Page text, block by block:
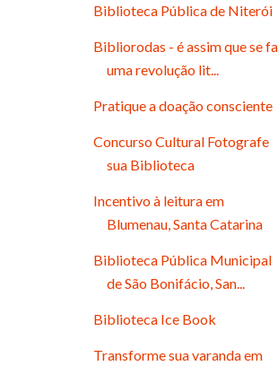
Biblioteca Pública de Niterói
Bibliorodas - é assim que se
uma revolução lit...
Pratique a doação consciente
Concurso Cultural Fotografe
sua Biblioteca
Incentivo à leitura em
Blumenau, Santa Catarina
Biblioteca Pública Municipal
de São Bonifácio, San...
Biblioteca Ice Book
Transforme sua varanda em